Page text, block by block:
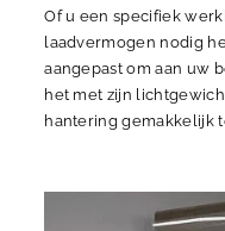
Of u een specifiek
laadvermogen nodig
aangepast om aan uw
het met zijn
hantering gemakkelijk